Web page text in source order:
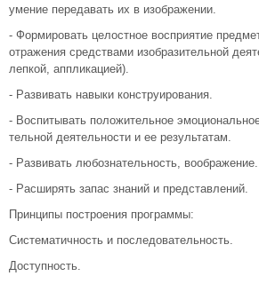
умение передавать их в изображении.
- Формировать целостное восприятие
отражения средствами изобразительной
лепкой, аппликацией).
- Развивать навыки конструирования.
- Воспитывать положительное
тельной деятельности и ее результатам.
- Развивать любознательность, воображение.
- Расширять запас знаний и представлений.
Принципы построения программы:
Систематичность и последовательность.
Доступность.